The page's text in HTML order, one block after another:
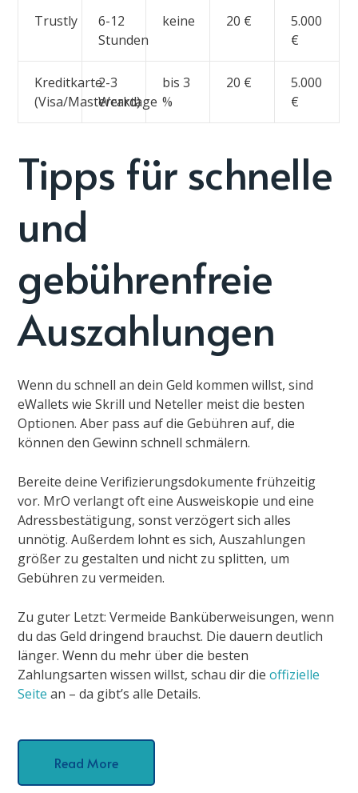
Trustly
6-12
Stunden
keine 20 €
5.000
€
Kreditkarte
(Visa/Mastercard)
2-3
Werktage
bis 3
%
20 €
5.000
€
Tipps für schnelle
und
gebührenfreie
Auszahlungen
Wenn du schnell an dein Geld kommen willst, sind
eWallets wie Skrill und Neteller meist die besten
Optionen. Aber pass auf die Gebühren auf, die
können den Gewinn schnell schmälern.
Bereite deine Verifizierungsdokumente frühzeitig
vor. MrO verlangt oft eine Ausweiskopie und eine
Adressbestätigung, sonst verzögert sich alles
unnötig. Außerdem lohnt es sich, Auszahlungen
größer zu gestalten und nicht zu splitten, um
Gebühren zu vermeiden.
Zu guter Letzt: Vermeide Banküberweisungen, wenn
du das Geld dringend brauchst. Die dauern deutlich
länger. Wenn du mehr über die besten
Zahlungsarten wissen willst, schau dir dieoffizielle
Seite an – da gibt’s alle Details.
Read More